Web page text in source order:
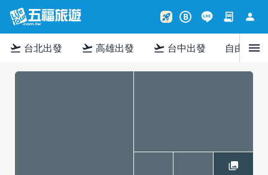
rocket_launch B contract person
flight_takeoff 台北出發 flight_takeoff 高雄出發 flight_takeoff 台中出發 自由行menu